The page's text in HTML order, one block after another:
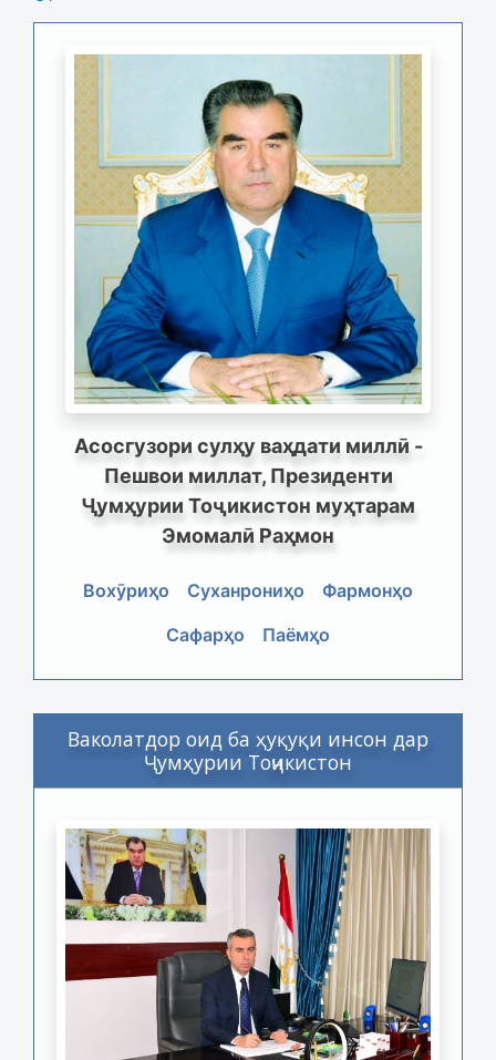
Асосгузори сулҳу ваҳдати миллӣ -
Пешвои миллат, Президенти
Ҷумҳурии Тоҷикистон муҳтарам
Эмомалӣ Раҳмон
Вохӯриҳо Суханрониҳо
Фармонҳо
Сафарҳо
Паёмҳо
Ваколатдор оид ба ҳуқуқи инсон дар
Ҷумҳурии Тоҷикистон